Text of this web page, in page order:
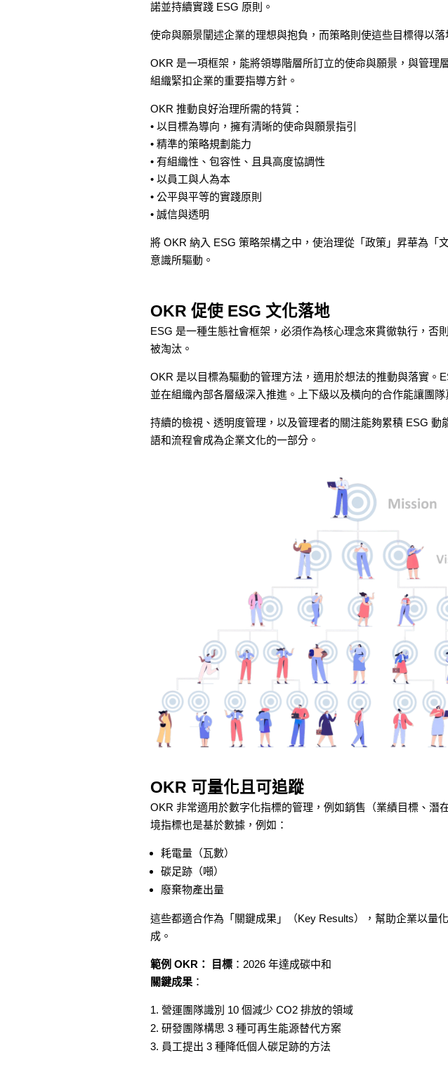
諾並持續實踐 ESG 原則。
使命與願景闡述企業的理想與抱負，而策略則使這些目標得以落
OKR 是一項框架，能將領導階層所訂立的使命與願景，與管理
組織緊扣企業的重要指導方針。
OKR 推動良好治理所需的特質：
• 以目標為導向，擁有清晰的使命與願景指引
• 精準的策略規劃能力
• 有組織性、包容性、且具高度協調性
• 以員工與人為本
• 公平與平等的實踐原則
• 誠信與透明
將 OKR 納入 ESG 策略架構之中，使治理從「政策」昇華為
意識所驅動。
OKR 促使 ESG 文化落地
ESG 是一種生態社會框架，必須作為核心理念來貫徹執行，否
被淘汰。
OKR 是以目標為驅動的管理方法，適用於想法的推動與落實。
並在組織內部各層級深入推進。上下級以及橫向的合作能讓團隊
持續的檢視、透明度管理，以及管理者的關注能夠累積 ESG 動
語和流程會成為企業文化的一部分。
OKR 可量化且可追蹤
OKR 非常適用於數字化指標的管理，例如銷售（業績目標、潛
境指標也是基於數據，例如：
耗電量（瓦數）
碳足跡（噸）
廢棄物產出量
這些都適合作為「關鍵成果」（Key Results），幫助企業以量
成。
範例 OKR： 目標 ：2026 年達成碳中和
關鍵成果 ：
營運團隊識別 10 個減少 CO2 排放的領域
研發團隊構思 3 種可再生能源替代方案
員工提出 3 種降低個人碳足跡的方法